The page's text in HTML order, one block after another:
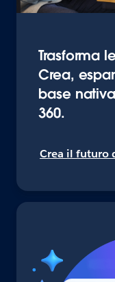
Trasforma
Crea,
base
360.
Crea il futuro